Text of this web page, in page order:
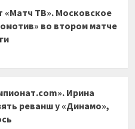
«Матч ТВ». Московское
во втором матче
Ирина
реванш у «Динамо»,